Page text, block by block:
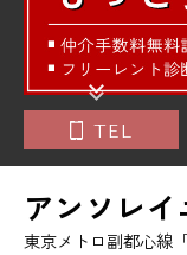
TEL
アンソレ
東京メトロ副都心線